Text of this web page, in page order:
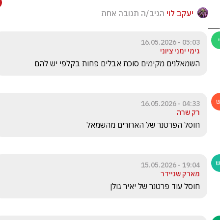
יעקב לוי הגיב/ה תגובה אחת
05:03 - 16.05.2026
גימי ימני ציוני
השמאלנים מקימים סוכת אבלים פחות בקלפי יש להם
04:33 - 16.05.2026
רק שרה
חוסל הפרטנר של הארורים מהשמאל
19:04 - 15.05.2026
מארק שניידר
חוסל עוד פרטנר של יאיר גולן